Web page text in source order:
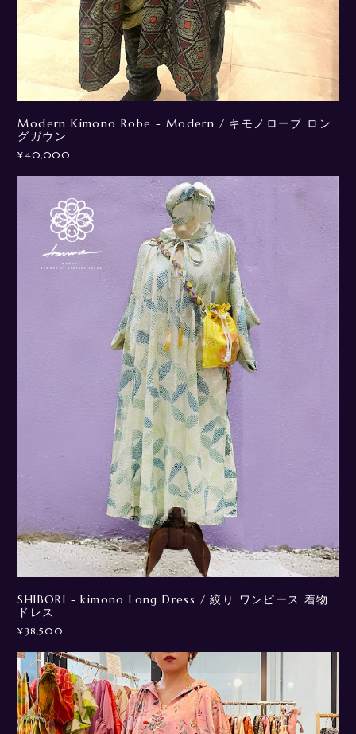
Modern Kimono Robe - Modern / キモノローブ ロン
グガウン
¥40,000
SHIBORI - kimono Long Dress / 絞り ワンピース 着物
ドレス
¥38,500